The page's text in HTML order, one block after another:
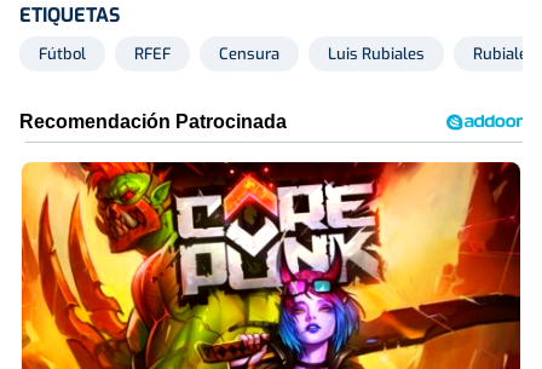
ETIQUETAS
Fútbol RFEF Censura Luis Rubiales Rubiales